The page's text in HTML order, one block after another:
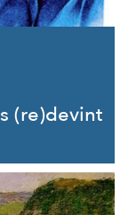
(re)devint